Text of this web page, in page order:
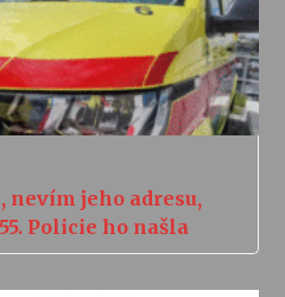
nevím jeho adresu,
Policie ho našla